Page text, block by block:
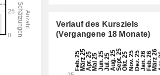
Verlauf des Kursziels
(Vergangene 18 Monate)